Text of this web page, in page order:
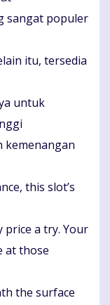
sangat populer
itu, tersedia
untuk
kemenangan
this slot’s
price a try. Your
at those
the surface